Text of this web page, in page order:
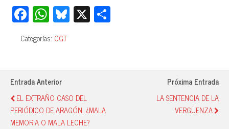
Fa
ce
bo
ok
W
ha
ts
A
pp
Bl
ue
y
X
pa
Categorías: CGT
Entrada Anterior
EL EXTRAÑO CASO DEL
PERIÓDICO DE ARAGÓN. ¿MALA
MEMORIA O MALA LECHE?
Próxima Entrada
LA SENTENCIA DE LA
VERGÜENZA